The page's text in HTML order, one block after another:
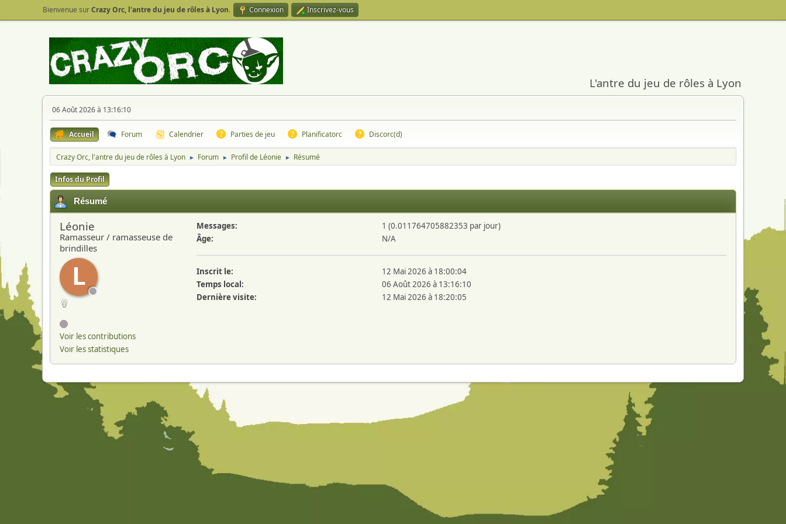
Bienvenue surCrazy Orc, l'antre du jeu de rôles à Lyon. Connexion Inscrivez-vous
L'antre du jeu de rôles à Lyon
06 Août 2026 à 13:16:10
Accueil Forum Calendrier Parties de jeu Planificatorc Discorc(d)
Crazy Orc, l'antre du jeu de rôles à Lyon ► Forum ► Profil de Léonie ► Résumé
Infos du Profil
Résumé
Léonie
Ramasseur / ramasseuse de
brindilles
L
Voir les contributions
Voir les statistiques
Messages:
1 (0.011764705882353 par jour)
Âge:
N/A
Inscrit le:
12 Mai 2026 à 18:00:04
Temps local:
06 Août 2026 à 13:16:10
Dernière visite:
12 Mai 2026 à 18:20:05